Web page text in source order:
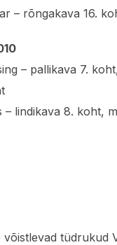
– rõngakava 16.
– pallikava 7.
– lindikava 8. koht,
võistlevad tüdrukud